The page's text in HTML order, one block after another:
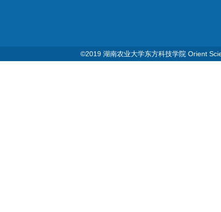
©2019 湖南农业大学东方科技学院 Orient